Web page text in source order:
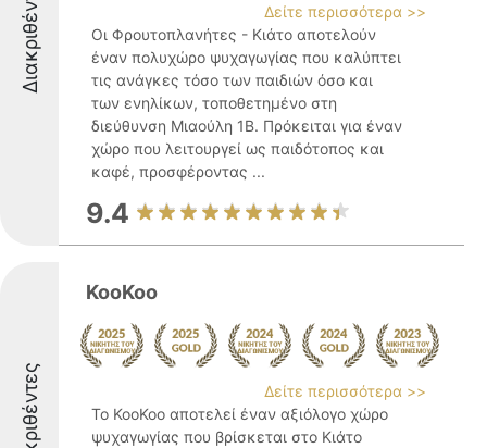
Διακριθέντες
Δείτε περισσότερα >>
Οι Φρουτοπλανήτες - Κιάτο αποτελούν
έναν πολυχώρο ψυχαγωγίας που καλύπτει
τις ανάγκες τόσο των παιδιών όσο και
των ενηλίκων, τοποθετημένο στη
διεύθυνση Μιαούλη 1Β. Πρόκειται για έναν
χώρο που λειτουργεί ως παιδότοπος και
καφέ, προσφέροντας ...
9.4
Διακριθέντες
KooKoo
Δείτε περισσότερα >>
Το KooKoo αποτελεί έναν αξιόλογο χώρο
ψυχαγωγίας που βρίσκεται στο Κιάτο